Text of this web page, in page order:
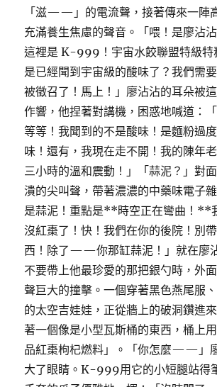
「滋——」的電流聲，接著傳來一陣
充滿養生焦慮的聲音。「喂！是廖沾
這裡是 K-999！宇宙水餃聯盟特級特
是已經聞到宇宙級的酸味了？我們需
被徵召了！馬上！」廖沾沾的耳朵被
作響，他捏著對講機，困惑地喊道：
等等！我聞到的不是酸味！是麵粉過
味！還有，我現在走不開！我的陳年
三小時的溫和震動！」「蒜泥？」對
潰的尖叫聲，帶著濃濃的中藥味電子
是蒜泥！重點是**時空正在彎曲！**
沒紅棗了！快！我們在你的後院！別
西！除了——你那缸蒜泥！」就在廖
不要帶上他最珍愛的那把銀勺時，外
聲巨大的撞擊。一個穿著黑色燕尾服
的太空吉娃娃，正從牆上的破洞鑽進
著一個像是小型瓦斯桶的東西，桶上
品紅棗枸杞燃料」。「你怎麼——」
大了眼睛。K-999用它的小短腿站得